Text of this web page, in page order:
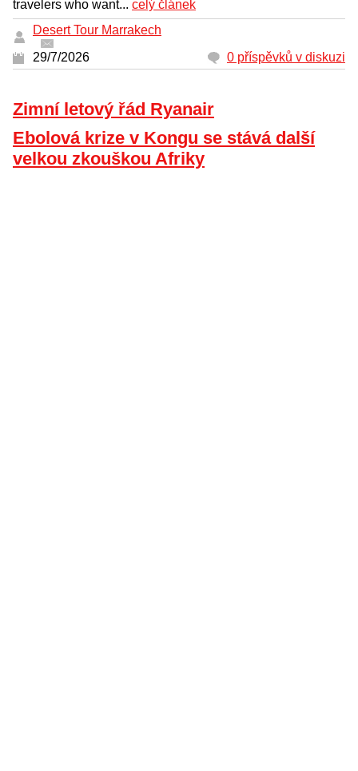
travelers who want... celý článek
Desert Tour Marrakech
29/7/2026
0 příspěvků v diskuzi
Zimní letový řád Ryanair
Ebolová krize v Kongu se stává další
velkou zkouškou Afriky